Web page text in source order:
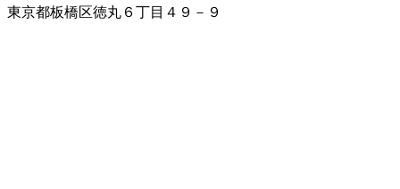
東京都板橋区徳丸６丁目４９－９